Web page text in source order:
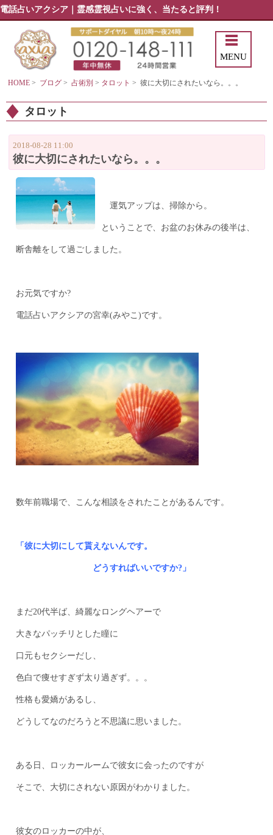
電話占いアクシア｜霊感霊視占いに強く、当たると評判！
MENU
HOME > ブログ > 占術別 > タロット > 彼に大切にされたいなら。。。
タロット
2018-08-28 11:00
彼に大切にされたいなら。。。
運気アップは、掃除から。
ということで、お盆のお休みの後半は、
断舎離をして過ごしました。
お元気ですか?
電話占いアクシアの宮幸(みやこ)です。
数年前職場で、こんな相談をされたことがあるんです。
「彼に大切にして貰えないんです。
どうすればいいですか?」
まだ20代半ば、綺麗なロングヘアーで
大きなパッチリとした瞳に
口元もセクシーだし、
色白で痩せすぎず太り過ぎず。。。
性格も愛嬌があるし、
どうしてなのだろうと不思議に思いました。
ある日、ロッカールームで彼女に会ったのですが
そこで、大切にされない原因がわかりました。
彼女のロッカーの中が、